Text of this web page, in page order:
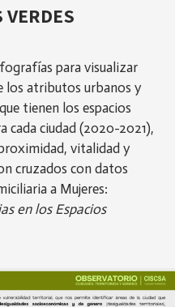
VERDES
para visualizar
los atributos urbanos y
tienen los espacios
cada ciudad (2020-2021),
vitalidad y
cruzados con datos
a Mujeres:
en los Espacios